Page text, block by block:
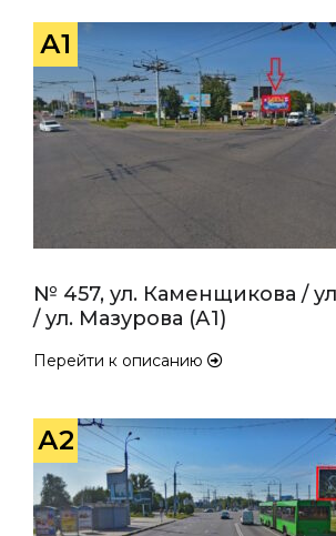
А1
№ 457, ул. Каменщикова /
/ ул. Мазурова (А1)
Перейти к описанию
А2